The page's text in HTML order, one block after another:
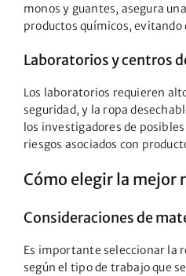
monos y guantes, asegura
productos químicos, evitando
Laboratorios y centros
Los laboratorios requieren
seguridad, y la ropa
los investigadores de
riesgos asociados con
Cómo elegir la mejor
Consideraciones de
Es importante seleccionar la
según el tipo de trabajo que